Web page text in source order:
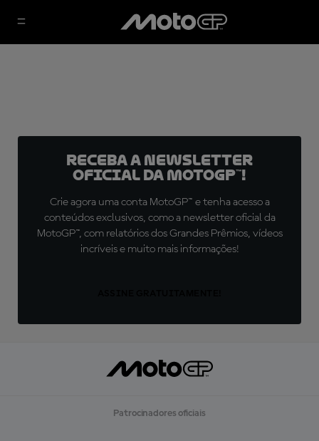
Receba a newsletter
oficial da MotoGP™!
Crie agora uma conta MotoGP™ e tenha acesso a
conteúdos exclusivos, como a newsletter oficial da
MotoGP™, com relatórios dos Grandes Prêmios, vídeos
incríveis e muito mais informações!
Patrocinadores oficiais